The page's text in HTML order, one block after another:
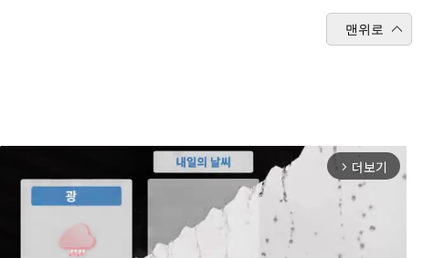
맨위로
arrow_forward_ios 더보기